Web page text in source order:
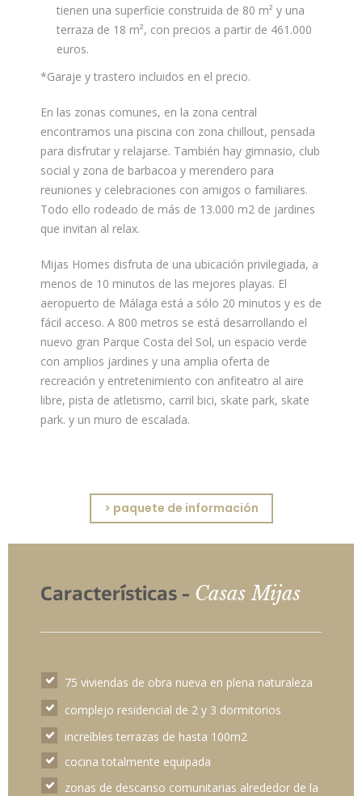
tienen una superficie construida de 80 m² y una
terraza de 18 m², con precios a partir de 461.000
euros.
*Garaje y trastero incluidos en el precio.
En las zonas comunes, en la zona central
encontramos una piscina con zona chillout, pensada
para disfrutar y relajarse. También hay gimnasio, club
social y zona de barbacoa y merendero para
reuniones y celebraciones con amigos o familiares.
Todo ello rodeado de más de 13.000 m2 de jardines
que invitan al relax.
Mijas Homes disfruta de una ubicación privilegiada, a
menos de 10 minutos de las mejores playas. El
aeropuerto de Málaga está a sólo 20 minutos y es de
fácil acceso. A 800 metros se está desarrollando el
nuevo gran Parque Costa del Sol, un espacio verde
con amplios jardines y una amplia oferta de
recreación y entretenimiento con anfiteatro al aire
libre, pista de atletismo, carril bici, skate park, skate
park. y un muro de escalada.
> paquete de información
Características - Casas Mijas
75 viviendas de obra nueva en plena naturaleza
complejo residencial de 2 y 3 dormitorios
increíbles terrazas de hasta 100m2
cocina totalmente equipada
zonas de descanso comunitarias alrededor de la